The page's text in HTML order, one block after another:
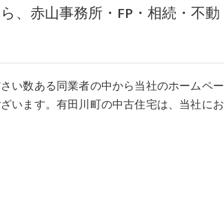
、赤山事務所・FP・相続・不動
い数ある同業者の中から当社のホームペー
います。有田川町の中古住宅は、当社にお